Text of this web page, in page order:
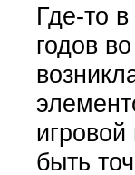
Где-то
годов
быть